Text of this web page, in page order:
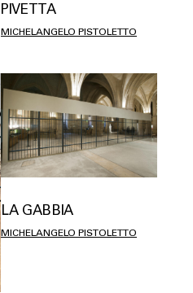
PIVETTA
MICHELANGELO PISTOLETTO
LA GABBIA
MICHELANGELO PISTOLETTO